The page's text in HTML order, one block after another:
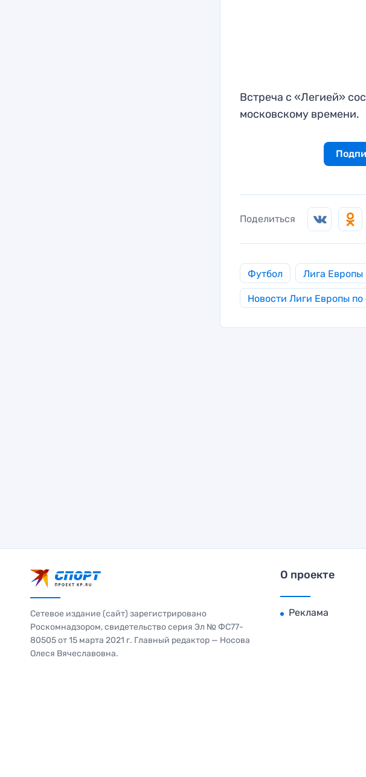
Встреча с «Легией»
московскому времени.
Поделиться
Футбол Лига Европы
Новости Лиги Европы по
Сетевое издание (сайт) зарегистрировано
Роскомнадзором, свидетельство серия Эл № ФС77-
80505 от 15 марта 2021 г. Главный редактор — Носова
Олеся Вячеславовна.
О проекте
Реклама